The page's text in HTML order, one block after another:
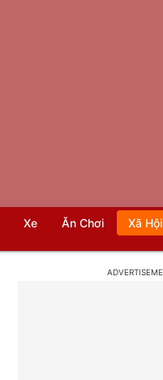
Xe Ăn Chơi Xã Hội